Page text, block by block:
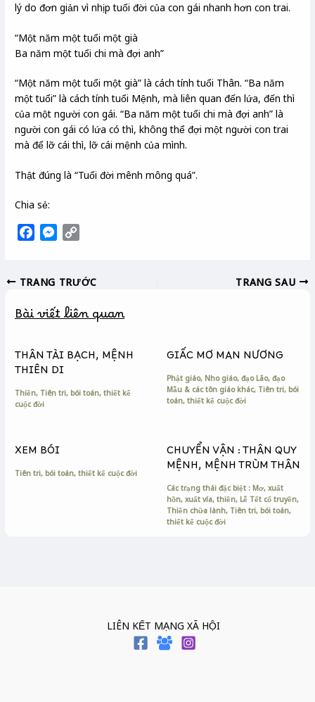
lý do đơn giản vì nhịp tuổi đời của con gái nhanh hơn con trai.
“Một năm một tuổi một già
Ba năm một tuổi chi mà đợi anh”
“Một năm một tuổi một già” là cách tính tuổi Thân. “Ba năm
một tuổi” là cách tính tuổi Mệnh, mà liên quan đến lứa, đến thì
của một người con gái. “Ba năm một tuổi chi mà đợi anh” là
người con gái có lứa có thì, không thể đợi một người con trai
mà để lỡ cái thì, lỡ cái mệnh của mình.
Thật đúng là “Tuổi đời mênh mông quá”.
Chia sẻ:
e
o
k
M
s
n
e
r
y
i
k
TRANG TRƯỚC TRANG SAU
Bài viết liên quan
THÂN TÀI BẠCH, MỆNH
THIÊN DI
Thiền, Tiên tri, bói toán, thiết kế
cuộc đời
GIẤC MƠ MAN NƯƠNG
Phật giáo, Nho giáo, đạo Lão, đạo
Mẫu & các tôn giáo khác, Tiên tri, bói
toán, thiết kế cuộc đời
XEM BÓI
Tiên tri, bói toán, thiết kế cuộc đời
CHUYỂN VẬN : THÂN QUY
MỆNH, MỆNH TRÙM THÂN
Các trạng thái đặc biệt : Mơ, xuất
hồn, xuất vía, thiền, Lễ Tết cổ truyền,
Thiền chữa lành, Tiên tri, bói toán,
thiết kế cuộc đời
LIÊN KẾT MẠNG XÃ HỘI